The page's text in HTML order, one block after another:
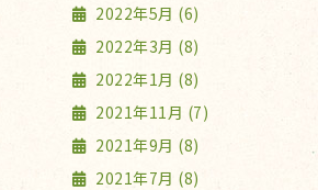
2022年5月 (6)
2022年3月 (8)
2022年1月 (8)
2021年11月 (7)
2021年9月 (8)
2021年7月 (8)